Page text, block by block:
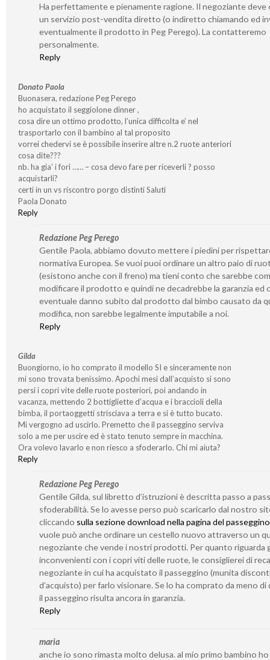
Ha perfettamente e pienamente ragione. Il negoziante deve
un servizio post-vendita diretto (o indiretto chiamando ed
eventualmente il prodotto in Peg Perego). La contatteremo
personalmente.
Reply
Donato Paola
Buonasera, redazione Peg Perego
ho acquistato il seggiolone dinner ,
cosa dire un ottimo prodotto, l’unica difficolta e’ nel
trasportarlo con il bambino al tal proposito
vorrei chedervi se è possibile inserire altre n.2 ruote anteriori
cosa dite???
nb. ha gia’ i fori …… – cosa devo fare per riceverli ? posso
acquistarli?
certi in un vs riscontro porgo distinti Saluti
Paola Donato
Reply
Redazione Peg Perego
Gentile Paola, abbiamo dovuto mettere i piedini per
normativa Europea. Se vuoi puoi ordinare un altro paio di
(esistono anche con il freno) ma tieni conto che sarebbe
modificare il prodotto e quindi ne decadrebbe la garanzia ed
eventuale danno subito dal prodotto dal bimbo causato da
modifica, non sarebbe legalmente imputabile a noi.
Reply
Gilda
Buongiorno, io ho comprato il modello SI e sinceramente non
mi sono trovata benissimo. Apochi mesi dall’acquisto si sono
persi i copri vite delle ruote posteriori, poi andando in
vacanza, mettendo 2 bottigliette d’acqua e i braccioli della
bimba, il portaoggetti strisciava a terra e si è tutto bucato.
Mi vergogno ad uscirlo. Premetto che il passeggino serviva
solo a me per uscire ed è stato tenuto sempre in macchina.
Ora volevo lavarlo e non riesco a sfoderarlo. Chi mi aiuta?
Reply
Redazione Peg Perego
Gentile Gilda, sul libretto d’istruzioni è descritta passo a
sfoderabilità. Se lo avesse perso può scaricarlo dal nostro
cliccando sulla sezione download nella pagina del
vuole può anche ordinare un cestello nuovo attraverso un
negoziante che vende i nostri prodotti. Per quanto riguarda
inconvenienti con i copri viti delle ruote, le consiglierei di
negoziante in cui ha acquistato il passeggino (munita
d’acquisto) per farlo visionare. Se lo ha comprato da meno di
il passeggino risulta ancora in garanzia.
Reply
maria
anche io sono rimasta molto delusa. al mio primo bambino ho